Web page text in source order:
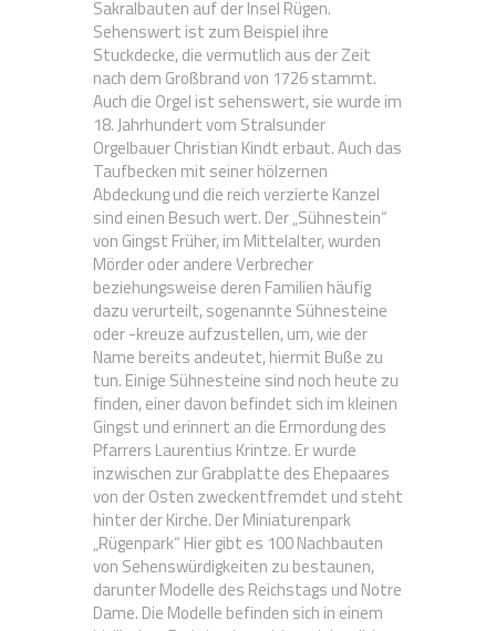
Sakralbauten auf der Insel Rügen.
Sehenswert ist zum Beispiel ihre
Stuckdecke, die vermutlich aus der Zeit
nach dem Großbrand von 1726 stammt.
Auch die Orgel ist sehenswert, sie wurde im
18. Jahrhundert vom Stralsunder
Orgelbauer Christian Kindt erbaut. Auch das
Taufbecken mit seiner hölzernen
Abdeckung und die reich verzierte Kanzel
sind einen Besuch wert. Der „Sühnestein“
von Gingst Früher, im Mittelalter, wurden
Mörder oder andere Verbrecher
beziehungsweise deren Familien häufig
dazu verurteilt, sogenannte Sühnesteine
oder -kreuze aufzustellen, um, wie der
Name bereits andeutet, hiermit Buße zu
tun. Einige Sühnesteine sind noch heute zu
finden, einer davon befindet sich im kleinen
Gingst und erinnert an die Ermordung des
Pfarrers Laurentius Krintze. Er wurde
inzwischen zur Grabplatte des Ehepaares
von der Osten zweckentfremdet und steht
hinter der Kirche. Der Miniaturenpark
„Rügenpark“ Hier gibt es 100 Nachbauten
von Sehenswürdigkeiten zu bestaunen,
darunter Modelle des Reichstags und Notre
Dame. Die Modelle befinden sich in einem